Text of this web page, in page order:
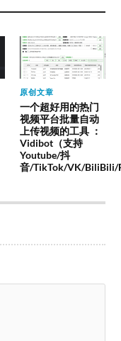
原创文章
一个超好用的热门
视频平台批量自动
上传视频的工具 ：
Vidibot（支持
Youtube/抖
音/TikTok/VK/BiliBili/